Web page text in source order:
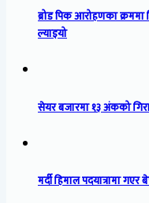
ब्रोड पिक आरोहणका क्रममा
ल्याइयो
सेयर बजारमा १३ अंकको
मर्दी हिमाल पदयात्रामा गएर